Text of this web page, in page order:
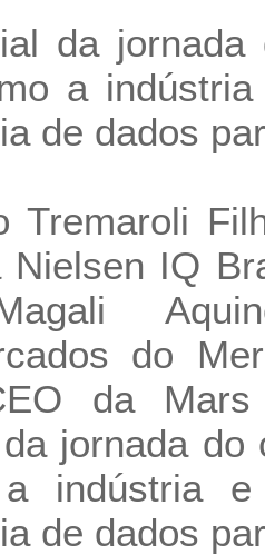
da
a
de dados
Tremaroli
Nielsen IQ
do
da
jornada
indústria e
de dados